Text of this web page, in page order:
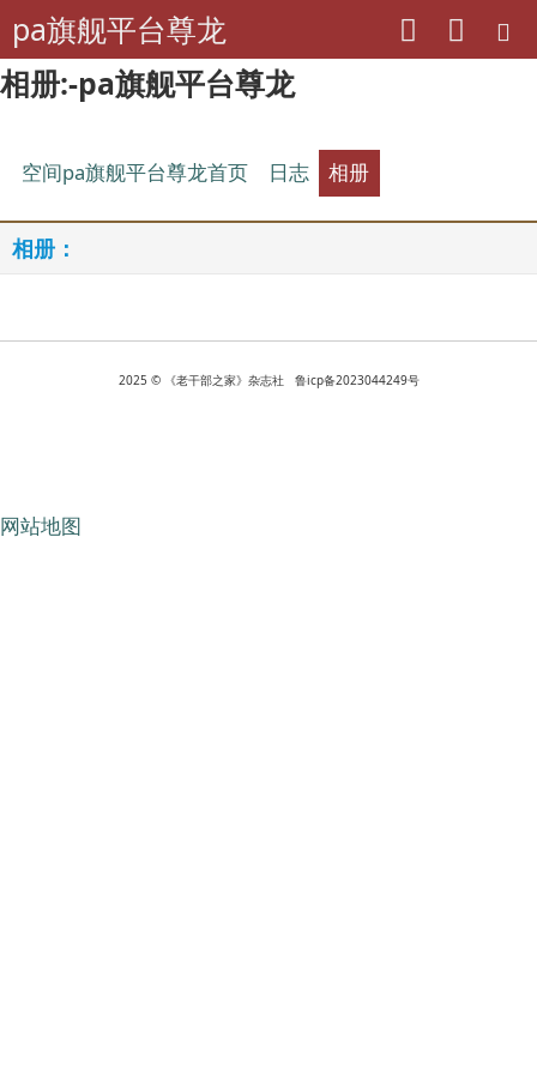
相册:-pa旗舰平台尊龙
pa旗舰平台尊龙
空间pa旗舰平台尊龙首页 日志 相册
相册：
2025 © 《老干部之家》杂志社 鲁icp备2023044249号
网站地图